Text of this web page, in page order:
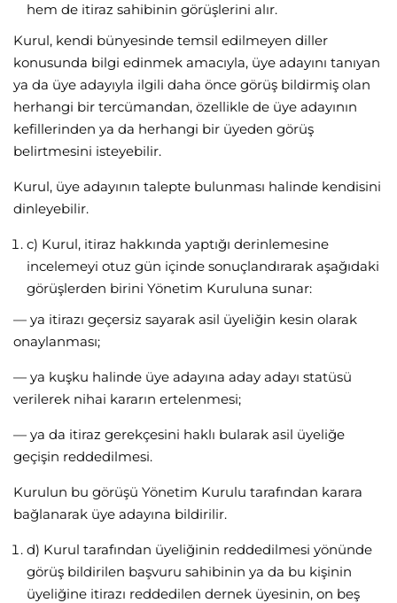
hem de itiraz sahibinin görüşlerini alır.
Kurul, kendi bünyesinde temsil edilmeyen diller
konusunda bilgi edinmek amacıyla, üye adayını tanıyan
ya da üye adayıyla ilgili daha önce görüş bildirmiş olan
herhangi bir tercümandan, özellikle de üye adayının
kefillerinden ya da herhangi bir üyeden görüş
belirtmesini isteyebilir.
Kurul, üye adayının talepte bulunması halinde kendisini
dinleyebilir.
c) Kurul, itiraz hakkında yaptığı derinlemesine
incelemeyi otuz gün içinde sonuçlandırarak aşağıdaki
görüşlerden birini Yönetim Kuruluna sunar:
— ya itirazı geçersiz sayarak asil üyeliğin kesin olarak
onaylanması;
— ya kuşku halinde üye adayına aday adayı statüsü
verilerek nihai kararın ertelenmesi;
— ya da itiraz gerekçesini haklı bularak asil üyeliğe
geçişin reddedilmesi.
Kurulun bu görüşü Yönetim Kurulu tarafından karara
bağlanarak üye adayına bildirilir.
d) Kurul tarafından üyeliğinin reddedilmesi yönünde
görüş bildirilen başvuru sahibinin ya da bu kişinin
üyeliğine itirazı reddedilen dernek üyesinin, on beş